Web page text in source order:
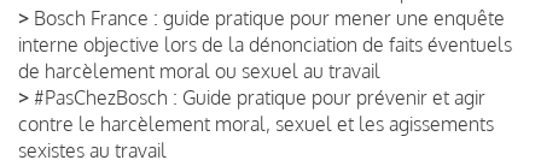
> Bosch France : guide pratique pour mener une enquête
interne objective lors de la dénonciation de faits éventuels
de harcèlement moral ou sexuel au travail
> #PasChezBosch : Guide pratique pour prévenir et agir
contre le harcèlement moral, sexuel et les agissements
sexistes au travail